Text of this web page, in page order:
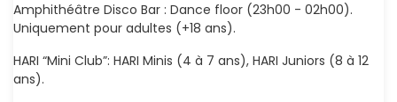
Amphithéâtre Disco Bar : Dance floor (23h00 - 02h00).
Uniquement pour adultes (+18 ans).
HARI “Mini Club”: HARI Minis (4 à 7 ans), HARI Juniors (8 à 12
ans).